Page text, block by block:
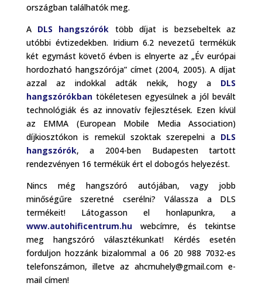
országban találhatók meg.
A DLS hangszórók több díjat is bezsebeltek az
utóbbi évtizedekben. Iridium 6.2 nevezetű termékük
két egymást követő évben is elnyerte az „Év európai
hordozható hangszórója” címet (2004, 2005). A díjat
azzal az indokkal adták nekik, hogy a DLS
hangszórókbantökéletesen egyesülnek a jól bevált
technológiák és az innovatív fejlesztések. Ezen kívül
az EMMA (European Mobile Media Association)
díjkiosztókon is remekül szoktak szerepelni a DLS
hangszórók, a 2004-ben Budapesten tartott
rendezvényen 16 termékük ért el dobogós helyezést.
Nincs még hangszóró autójában, vagy jobb
minőségűre szeretné cserélni? Válassza a DLS
termékeit! Látogasson el honlapunkra, a
www.autohificentrum.huwebcímre, és tekintse
meg hangszóró választékunkat! Kérdés esetén
forduljon hozzánk bizalommal a 06 20 988 7032-es
telefonszámon, illetve az ahcmuhely@gmail.com e-
mail címen!